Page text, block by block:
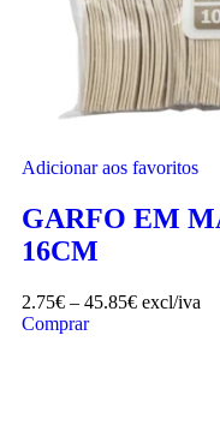
Adicionar aos favoritos
GARFO EM
16CM
2.75€ – 45.85€ excl/iva
Comprar